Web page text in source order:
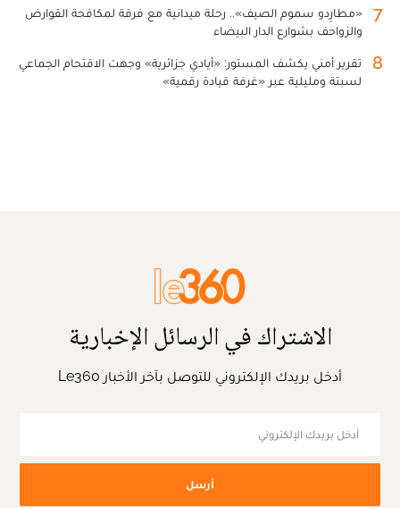
7
«مطارِدو سموم الصيف».. رحلة ميدانية مع فرقة لمكافحة القوارض
والزواحف بشوارع الدار البيضاء
8
تقرير أمني يكشف المستور: «أيادي جزائرية» وجهت الاقتحام الجماعي
لسبتة ومليلية عبر «غرفة قيادة رقمية»
الاشتراك في الرسائل الإخبارية
أدخل بريدك الإلكتروني للتوصل بآخر الأخبار Le360
أرسل